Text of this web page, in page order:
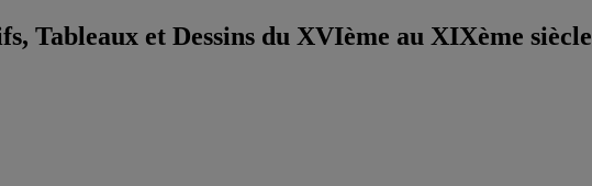
Tableaux et Dessins du XVIème au XIXème siècle